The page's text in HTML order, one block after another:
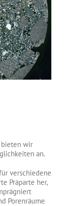
bieten wir
an.
verschiedene
Präparte her,
Porenräume